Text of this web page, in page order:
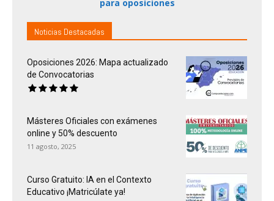
para oposiciones
Noticias Destacadas
Oposiciones 2026: Mapa actualizado
de Convocatorias
Másteres Oficiales con exámenes
online y 50% descuento
11 agosto, 2025
Curso Gratuito: IA en el Contexto
Educativo ¡Matricúlate ya!